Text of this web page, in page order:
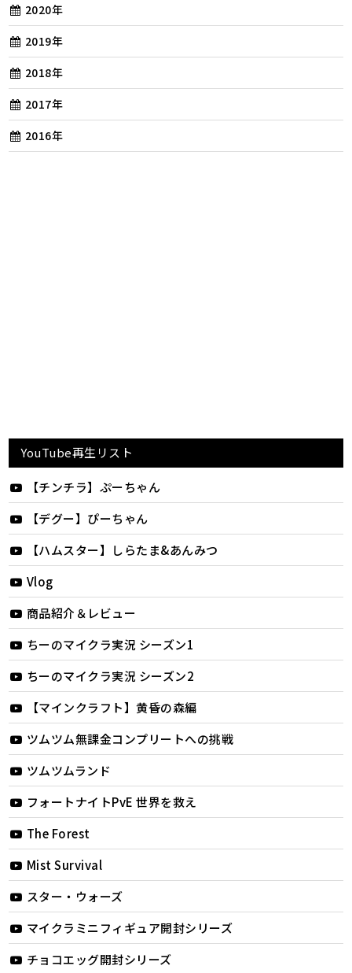
2020年
2019年
2018年
2017年
2016年
YouTube再生リスト
【チンチラ】ぷーちゃん
【デグー】ぴーちゃん
【ハムスター】しらたま&あんみつ
Vlog
商品紹介＆レビュー
ちーのマイクラ実況 シーズン1
ちーのマイクラ実況 シーズン2
【マインクラフト】黄昏の森編
ツムツム無課金コンプリートへの挑戦
ツムツムランド
フォートナイトPvE 世界を救え
The Forest
Mist Survival
スター・ウォーズ
マイクラミニフィギュア開封シリーズ
チョコエッグ開封シリーズ